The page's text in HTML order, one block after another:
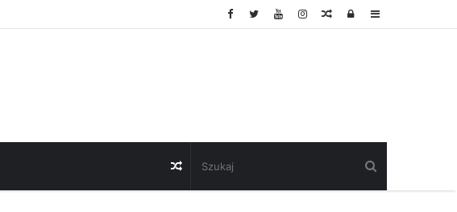
Sidebar
Log
Random
Random